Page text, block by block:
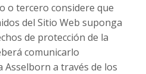
o tercero considere que
del Sitio Web suponga
de protección de la
comunicarlo
Asselborn a través de los